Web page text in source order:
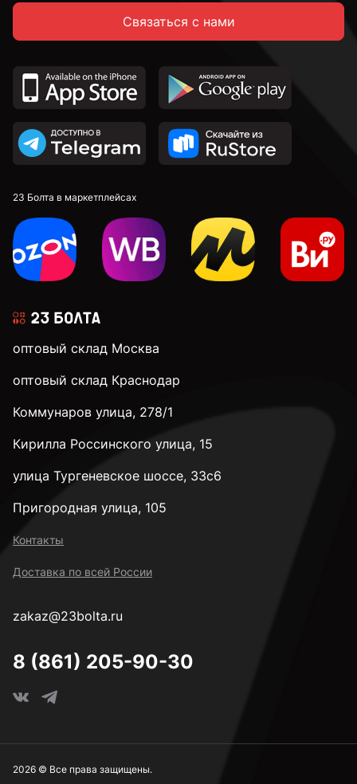
Связаться с нами
23 Болта в маркетплейсах
оптовый склад Москва
оптовый склад Краснодар
Коммунаров улица, 278/1
Кирилла Россинского улица, 15
улица Тургеневское шоссе, 33с6
Пригородная улица, 105
Контакты
Доставка по всей России
zakaz@23bolta.ru
8 (861) 205-90-30
2026 © Все права защищены.